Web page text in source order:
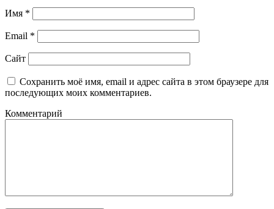
Имя *
Email *
Сайт
Сохранить моё имя, email и адрес сайта в этом браузере для
последующих моих комментариев.
Комментарий